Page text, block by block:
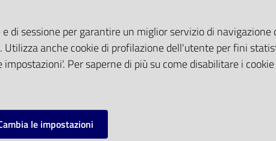
di sessione per garantire un miglior servizio di
anche cookie di profilazione dell'utente per fini
Per saperne di più su come disabilitare i
le impostazioni